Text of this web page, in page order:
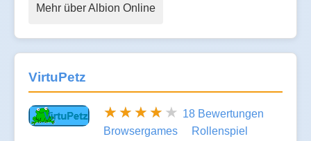
Mehr über Albion Online
VirtuPetz
18 Bewertungen
Browsergames
Rollenspiel